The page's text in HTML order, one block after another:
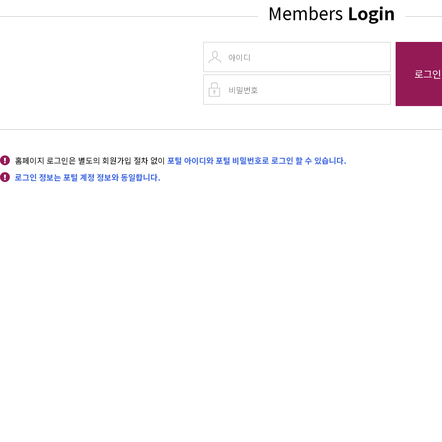
Members Login
홈페이지 로그인은 별도의 회원가입 절차 없이 포털 아이디와 포털 비밀번호로 로그인 할 수 있습니다.
로그인 정보는 포털 계정 정보와 동일합니다.